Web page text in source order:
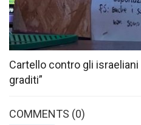
Cartello contro gli
graditi”
COMMENTS (0)